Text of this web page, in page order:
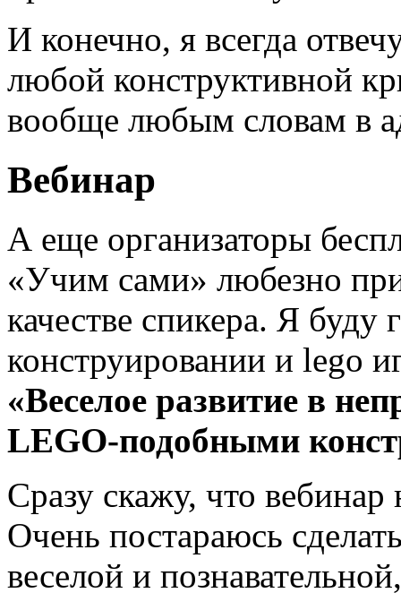
И конечно, я всегда
любой конструктивной
вообще любым словам в
Вебинар
А еще организаторы
«Учим сами» любезно
качестве спикера. Я буду
конструировании и lego
«Веселое развитие в
LEGO-подобными
Сразу скажу, что вебинар
Очень постараюсь
веселой и